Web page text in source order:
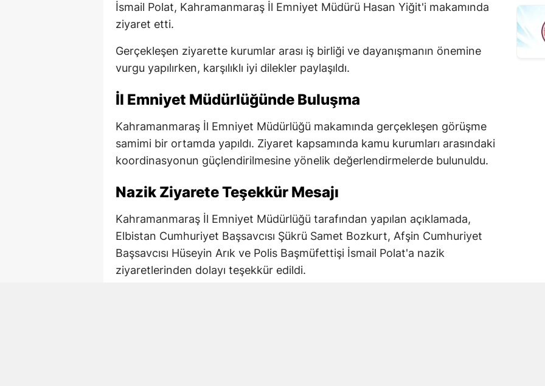
İsmail Polat, Kahramanmaraş İl Emniyet Müdürü Hasan Yiğit'i makamında
ziyaret etti.
Gerçekleşen ziyarette kurumlar arası iş birliği ve dayanışmanın önemine
vurgu yapılırken, karşılıklı iyi dilekler paylaşıldı.
İl Emniyet Müdürlüğünde Buluşma
Kahramanmaraş İl Emniyet Müdürlüğü makamında gerçekleşen görüşme
samimi bir ortamda yapıldı. Ziyaret kapsamında kamu kurumları arasındaki
koordinasyonun güçlendirilmesine yönelik değerlendirmelerde bulunuldu.
Nazik Ziyarete Teşekkür Mesajı
Kahramanmaraş İl Emniyet Müdürlüğü tarafından yapılan açıklamada,
Elbistan Cumhuriyet Başsavcısı Şükrü Samet Bozkurt, Afşin Cumhuriyet
Başsavcısı Hüseyin Arık ve Polis Başmüfettişi İsmail Polat'a nazik
ziyaretlerinden dolayı teşekkür edildi.